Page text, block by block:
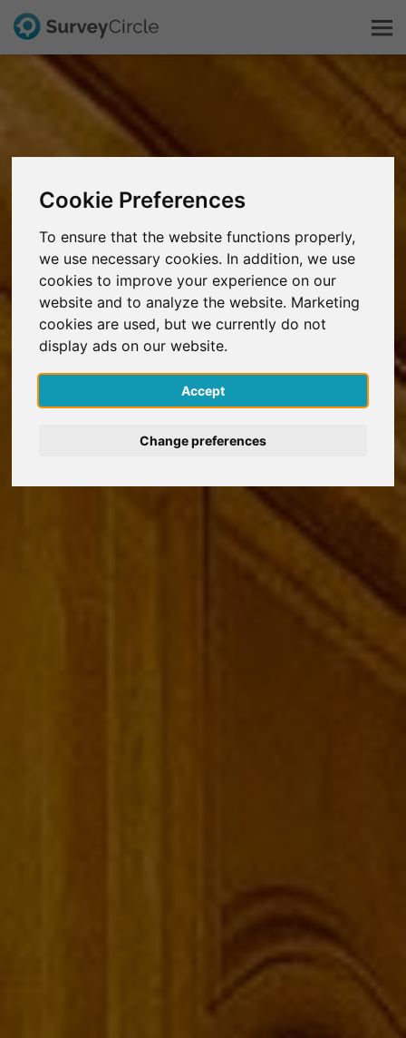
Cookie Preferences
To ensure that the website functions properly,
we use necessary cookies. In addition, we use
cookies to improve your experience on our
website and to analyze the website. Marketing
cookies are used, but we currently do not
display ads on our website.
Accept
Change preferences
FAQ
Gratis registreren
Inloggen
English
Deutsch
Español